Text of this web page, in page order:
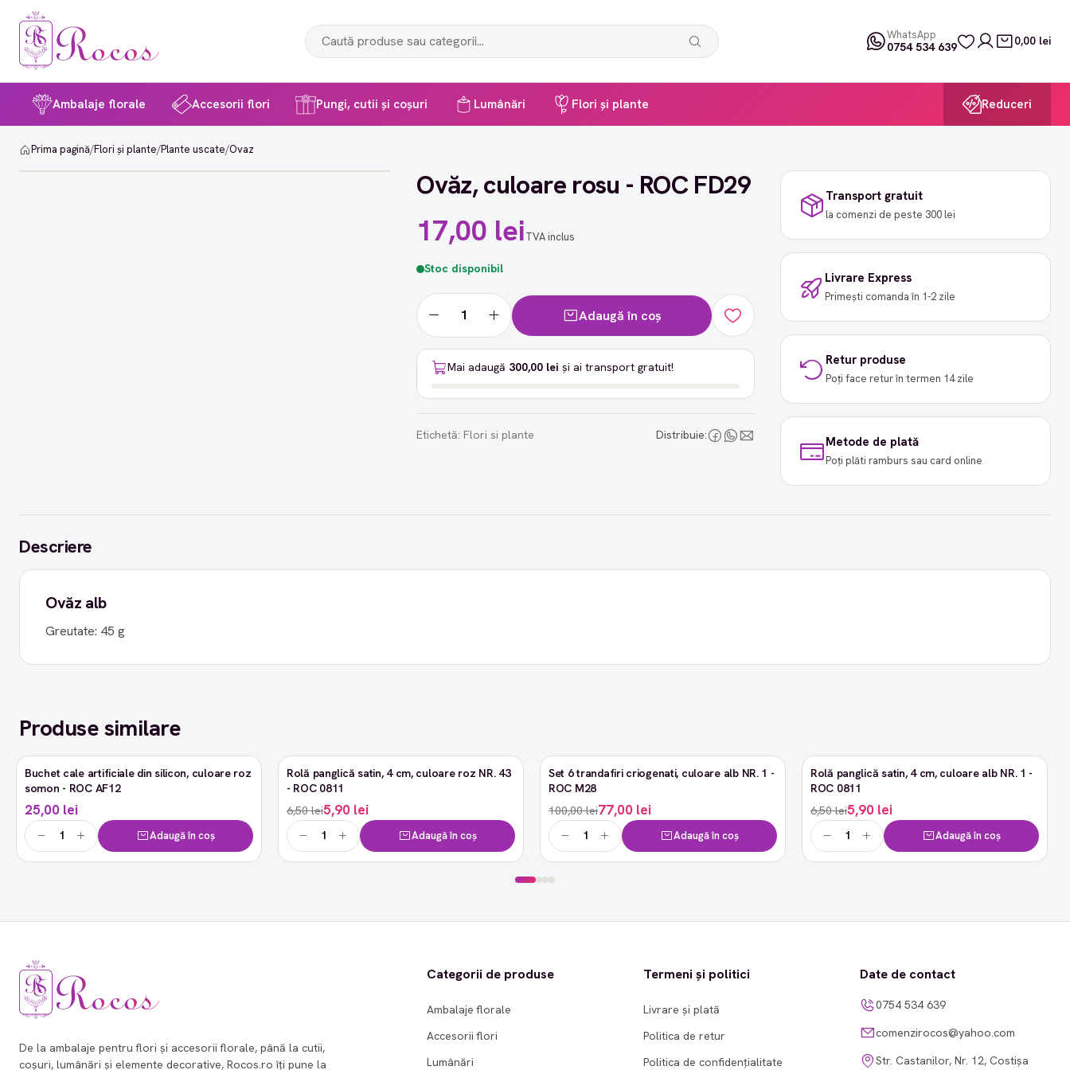
WhatsApp
0754 534 639 0,00 lei
Ambalaje florale Accesorii flori Pungi, cutii și coșuri Lumânări Flori și plante Reduceri
Prima pagină/Flori și plante/Plante uscate/Ovaz
Ovăz, culoare rosu - ROC FD29
17,00 leiTVA inclus
Stoc disponibil
Adaugă în coș
Mai adaugă 300,00 lei și ai transport gratuit!
Etichetă: Flori si plante Distribuie:
Transport gratuit
la comenzi de peste 300 lei
Livrare Express
Primești comanda în 1-2 zile
Retur produse
Poți face retur în termen 14 zile
Metode de plată
Poți plăti ramburs sau card online
Descriere
Ovăz alb
Greutate: 45 g
Produse similare
Buchet cale artificiale din silicon, culoare roz
somon - ROC AF12
25,00 lei
Adaugă în coș
-9%
Rolă panglică satin, 4 cm, culoare roz NR. 43
- ROC 0811
6,50 lei5,90 lei
Adaugă în coș
-23%
Set 6 trandafiri criogenati, culoare alb NR. 1 -
ROC M28
100,00 lei77,00 lei
Adaugă în coș
-9%
Rolă panglică satin, 4 cm, culoare alb NR. 1 -
ROC 0811
6,50 lei5,90 lei
Adaugă în coș
De la ambalaje pentru flori și accesorii florale, până la cutii,
coșuri, lumânări și elemente decorative, Rocos.ro îți pune la
Categorii de produse
Ambalaje florale
Accesorii flori
Lumânări
Termeni și politici
Livrare și plată
Politica de retur
Politica de confidențialitate
Date de contact
0754 534 639
comenzirocos@yahoo.com
Str. Castanilor, Nr. 12, Costișa